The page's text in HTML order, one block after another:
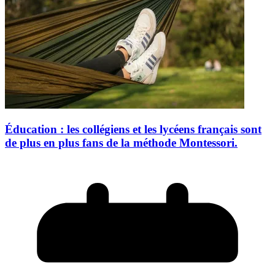
Éducation : les collégiens et les lycéens français sont
de plus en plus fans de la méthode Montessori.